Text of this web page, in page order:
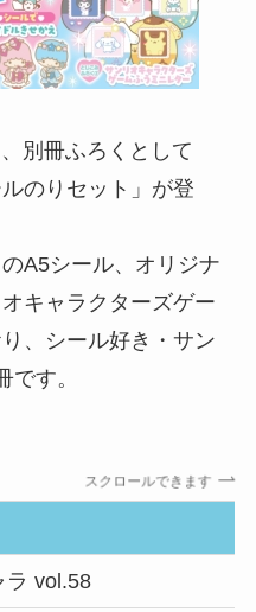
別冊ふろくとして
のりセット」が登
A5シール、オリジナ
キャラクターズゲー
、シール好き・サン
です。
スクロールできます
ラ vol.58